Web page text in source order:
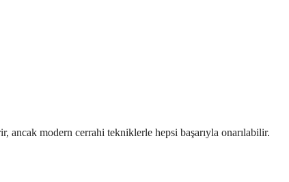
ancak modern cerrahi tekniklerle hepsi başarıyla onarılabilir.